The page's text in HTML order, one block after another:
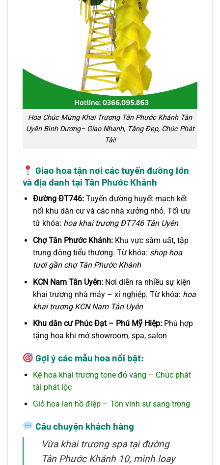
Hoa Chúc Mừng Khai Trương Tân Phước Khánh Tân
Uyên Bình Dương– Giao Nhanh, Tặng Đẹp, Chúc Phát
Tài!
Giao hoa tận nơi các tuyến đường lớn
và địa danh tại Tân Phước Khánh
Đường ĐT746:Tuyến đường huyết mạch kết
nối khu dân cư và các nhà xưởng nhỏ. Tối ưu
từ khóa: hoa khai trương ĐT746 Tân Uyên
Chợ Tân Phước Khánh:Khu vực sầm uất, tập
trung đông tiểu thương. Từ khóa: shop hoa
tươi gần chợ Tân Phước Khánh
KCN Nam Tân Uyên:Nơi diễn ra nhiều sự kiện
khai trương nhà máy – xí nghiệp. Từ khóa: hoa
khai trương KCN Nam Tân Uyên
Khu dân cư Phúc Đạt – Phú Mỹ Hiệp:Phù hợp
tặng hoa khi mở showroom, spa, salon
Gợi ý các mẫu hoa nổi bật:
Kệ hoa khai trương tone đỏ vàng – Chúc phát
tài phát lộc
Giỏ hoa lan hồ điệp – Tôn vinh sự sang trọng
Câu chuyện khách hàng
Vừa khai trương spa tại đường
Tân Phước Khánh 10, mình loay